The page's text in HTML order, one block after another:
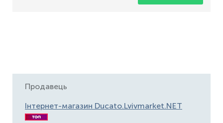
Продавець
Інтернет-магазин Ducato.Lvivmarket.NET